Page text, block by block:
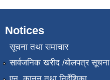
Notices
सूचना तथा समाचार
सार्वजनिक खरीद /बोलपत्र सूचना